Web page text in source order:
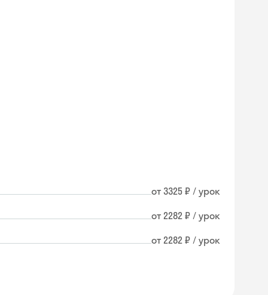
от 3325 ₽ / урок
от 2282 ₽ / урок
от 2282 ₽ / урок